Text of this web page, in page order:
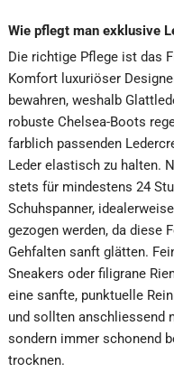
Wie pflegt man exklusive
Die richtige Pflege ist das
Komfort luxuriöser
bewahren, weshalb
robuste Chelsea-Boots
farblich passenden
Leder elastisch zu halten.
stets für mindestens 24
Schuhspanner,
gezogen werden, da diese
Gehfalten sanft glätten.
Sneakers oder filigrane
eine sanfte, punktuelle
und sollten anschliessend
sondern immer schonend
trocknen.